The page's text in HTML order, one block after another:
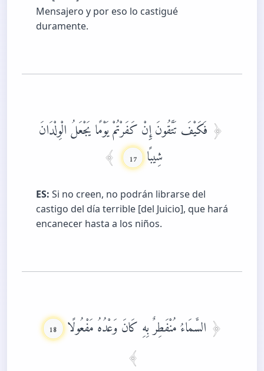
Mensajero y por eso lo castigué
duramente.
فَكَيْفَ تَتَّقُونَ إِنْ كَفَرْتُمْ يَوْمًا يَجْعَلُ الْوِلْدَانَ
شِيبًا 17
ES: Si no creen, no podrán librarse del
castigo del día terrible [del Juicio], que hará
encanecer hasta a los niños.
السَّمَاءُ مُنْفَطِرٌ بِهِ كَانَ وَعْدُهُ مَفْعُولًا 18